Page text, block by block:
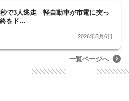
で3人逃走 軽自動車が市電に突っ
をド…
2026年8月6日
一覧ページへ